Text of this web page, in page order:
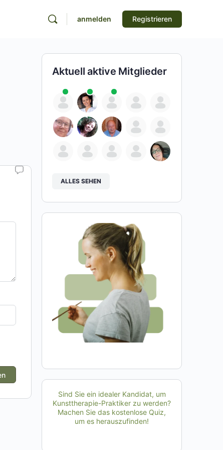
anmelden Registrieren
Aktuell aktive Mitglieder
ALLES SEHEN
Sind Sie ein idealer Kandidat, um
Kunsttherapie-Praktiker zu werden?
Machen Sie das kostenlose Quiz,
um es herauszufinden!